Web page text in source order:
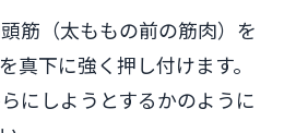
筋（太ももの前の筋肉）を
真下に強く押し付けます。
にしようとするかのように